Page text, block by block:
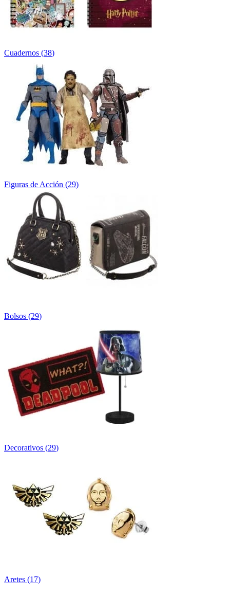
Cuadernos (38)
Figuras de Acción (29)
Bolsos (29)
Decorativos (29)
Aretes (17)